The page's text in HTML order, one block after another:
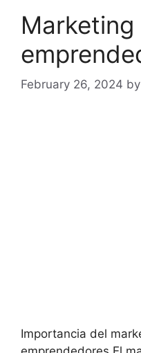
February 26, 2024 by
Importancia del